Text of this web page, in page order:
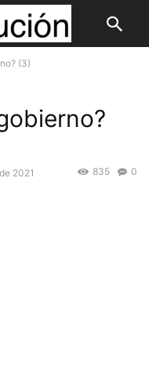
(3)
2021 0
835